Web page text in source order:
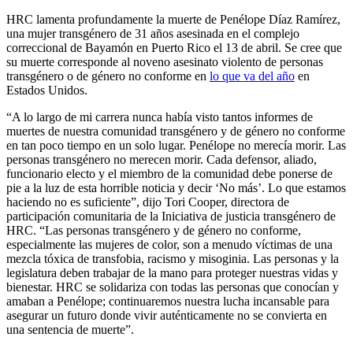
HRC lamenta profundamente la muerte de Penélope Díaz Ramírez,
una mujer transgénero de 31 años asesinada en el complejo
correccional de Bayamón en Puerto Rico el 13 de abril. Se cree que
su muerte corresponde al noveno asesinato violento de personas
transgénero o de género no conforme en lo que va del año en
Estados Unidos.
“A lo largo de mi carrera nunca había visto tantos informes de
muertes de nuestra comunidad transgénero y de género no conforme
en tan poco tiempo en un solo lugar. Penélope no merecía morir. Las
personas transgénero no merecen morir. Cada defensor, aliado,
funcionario electo y el miembro de la comunidad debe ponerse de
pie a la luz de esta horrible noticia y decir ‘No más’. Lo que estamos
haciendo no es suficiente”, dijo Tori Cooper, directora de
participación comunitaria de la Iniciativa de justicia transgénero de
HRC. “Las personas transgénero y de género no conforme,
especialmente las mujeres de color, son a menudo víctimas de una
mezcla tóxica de transfobia, racismo y misoginia. Las personas y la
legislatura deben trabajar de la mano para proteger nuestras vidas y
bienestar. HRC se solidariza con todas las personas que conocían y
amaban a Penélope; continuaremos nuestra lucha incansable para
asegurar un futuro donde vivir auténticamente no se convierta en
una sentencia de muerte”.